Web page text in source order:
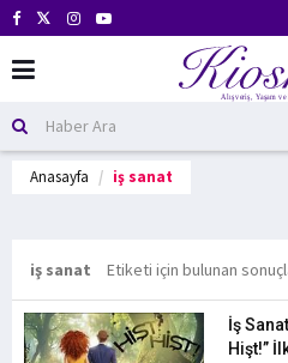
Anasayfa iş sanat
iş sanat Etiketi için bulunan
İş
Hişt!”